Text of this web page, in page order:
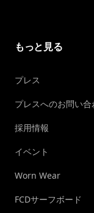
もっと見る
プレス
プレスへのお問い合
採用情報
イベント
Worn Wear
FCDサーフボード